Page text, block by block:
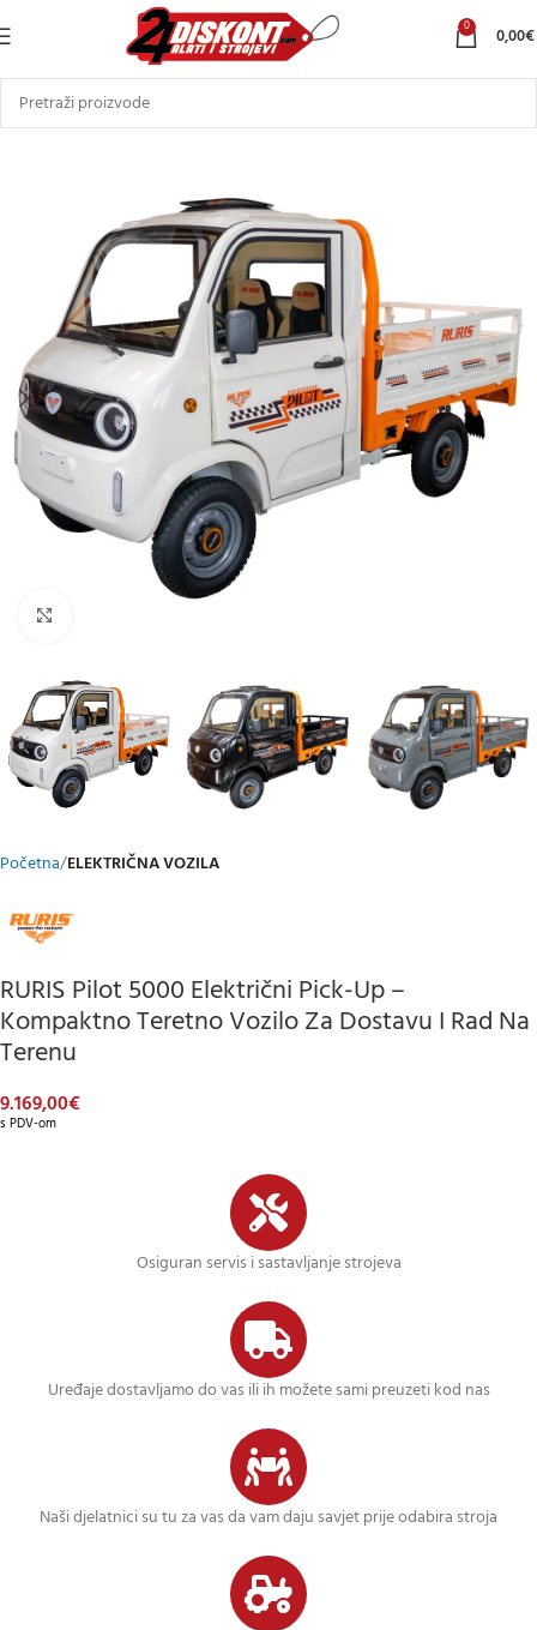
0 0,00€
Početna ELEKTRIČNA VOZILA
RURIS Pilot 5000 Električni Pick-Up –
Kompaktno Teretno Vozilo Za Dostavu I Rad Na
Terenu
9.169,00€
s PDV-om
Osiguran servis i sastavljanje strojeva
Uređaje dostavljamo do vas ili ih možete sami preuzeti kod nas
Naši djelatnici su tu za vas da vam daju savjet prije odabira stroja